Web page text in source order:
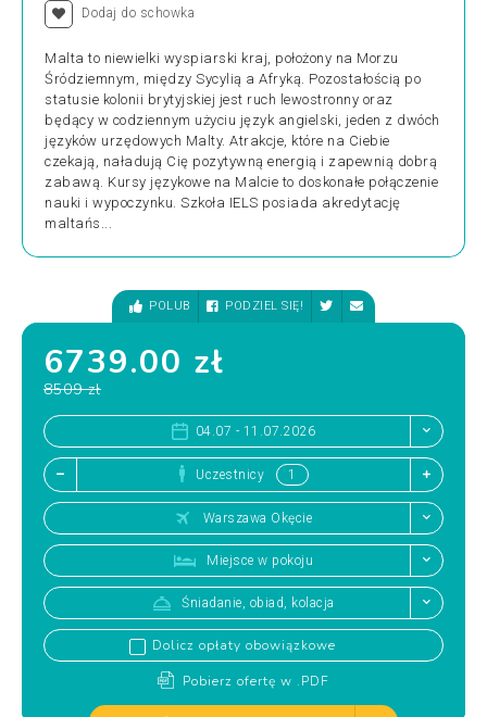
Dodaj do schowka
Malta to niewielki wyspiarski kraj, położony na Morzu
Śródziemnym, między Sycylią a Afryką. Pozostałością po
statusie kolonii brytyjskiej jest ruch lewostronny oraz
będący w codziennym użyciu język angielski, jeden z dwóch
języków urzędowych Malty. Atrakcje, które na Ciebie
czekają, naładują Cię pozytywną energią i zapewnią dobrą
zabawą. Kursy językowe na Malcie to doskonałe połączenie
nauki i wypoczynku. Szkoła IELS posiada akredytację
maltańs...
POLUB PODZIEL SIĘ!
6739.00 zł
8509 zł
04.07 - 11.07.2026
Uczestnicy
Warszawa Okęcie
Miejsce w pokoju
Śniadanie, obiad, kolacja
Dolicz opłaty obowiązkowe
Pobierz ofertę w .PDF